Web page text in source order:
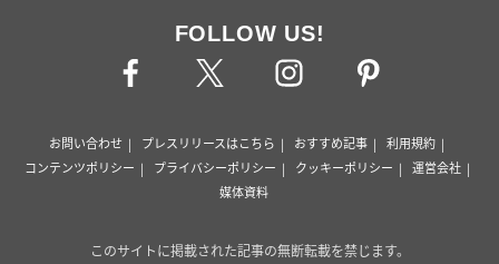
FOLLOW US!
お問い合わせ プレスリリースはこちら おすすめ記事
利用規約
コンテンツポリシー
プライバシーポリシー クッキーポリシー
運営会社
媒体資料
このサイトに掲載された記事の無断転載を禁じます。